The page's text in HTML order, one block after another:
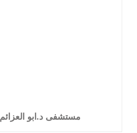
مستشفى د.ابو العزائم